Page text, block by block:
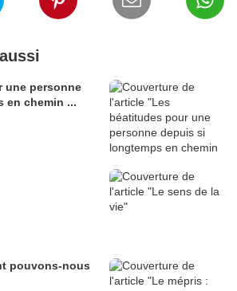
une personne
en chemin ...
pouvons-nous